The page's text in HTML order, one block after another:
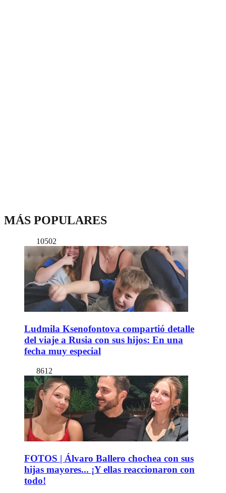
MÁS POPULARES
10502
Ludmila Ksenofontova compartió detalle
del viaje a Rusia con sus hijos: En una
fecha muy especial
8612
FOTOS | Álvaro Ballero chochea con sus
hijas mayores... ¡Y ellas reaccionaron con
todo!